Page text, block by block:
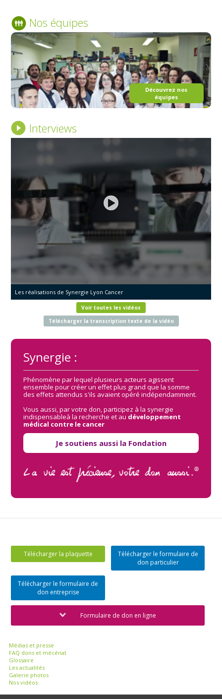
Nos équipes
Découvrez nos
équipes
Interviews
Les réalisations de Synergie Lyon Cancer
Voir toutes les vidéos
Télécharger la transcription texte de la vidéo
Synergie :
Phénomène par lequel plusieurs acteurs agissent
ensemble pour créer un effet plus grand que la somme
des effets attendus s'ils avaient opéré indépendamment.
Vous aussi, par votre don, participez à la synergie
indispensableà la recherche et au développement
médical contre le cancer
Je soutiens aussi la Fondation
Télécharger la plaquette
Télécharger le formulaire de
don particulier
Télécharger le formulaire de
don entreprise
Formulaire de don en ligne
Médias et presse
FAQ dons et mécénat
Glossaire
Les actualités
Galerie photos
Nos vidéos